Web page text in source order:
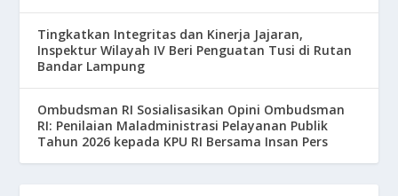
Tingkatkan Integritas dan Kinerja Jajaran,
Inspektur Wilayah IV Beri Penguatan Tusi di Rutan
Bandar Lampung
Ombudsman RI Sosialisasikan Opini Ombudsman
RI: Penilaian Maladministrasi Pelayanan Publik
Tahun 2026 kepada KPU RI Bersama Insan Pers